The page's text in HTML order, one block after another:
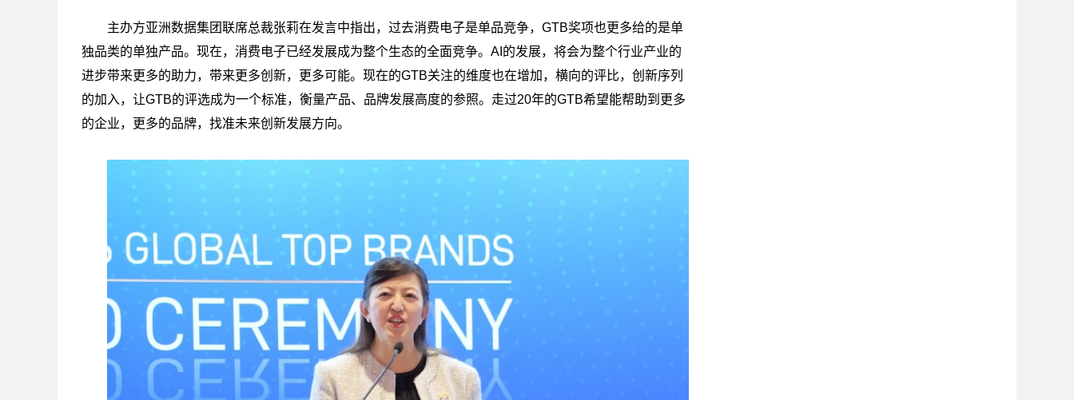
主办方亚洲数据集团联席总裁张莉在发言中指出，过去消费电子是单品竞争，GTB奖项也更多给的是单
独品类的单独产品。现在，消费电子已经发展成为整个生态的全面竞争。AI的发展，将会为整个行业产业的
进步带来更多的助力，带来更多创新，更多可能。现在的GTB关注的维度也在增加，横向的评比，创新序列
的加入，让GTB的评选成为一个标准，衡量产品、品牌发展高度的参照。走过20年的GTB希望能帮助到更多
的企业，更多的品牌，找准未来创新发展方向。